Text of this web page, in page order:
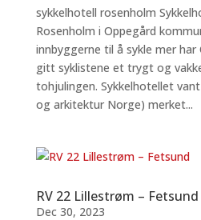
sykkelhotell rosenholm
Rosenholm i Oppegård
innbyggerne til å sykle mer
gitt syklistene et trygt og
tohjulingen. Sykkelhotellet
og arkitektur Norge) merket...
RV 22 Lillestrøm – Fetsund
Dec 30, 2023